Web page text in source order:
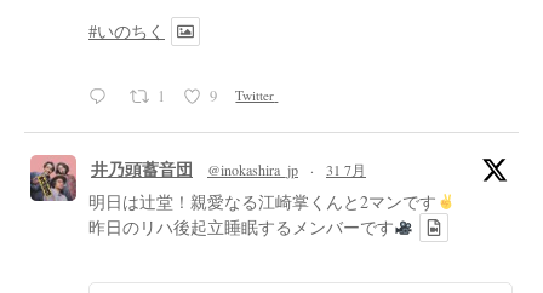
#いのちく
1 9 Twitter
井乃頭蓄音団 @inokashira_jp · 31 7月
明日は辻堂！親愛なる江崎掌くんと2マンです
昨日のリハ後起立睡眠するメンバーです